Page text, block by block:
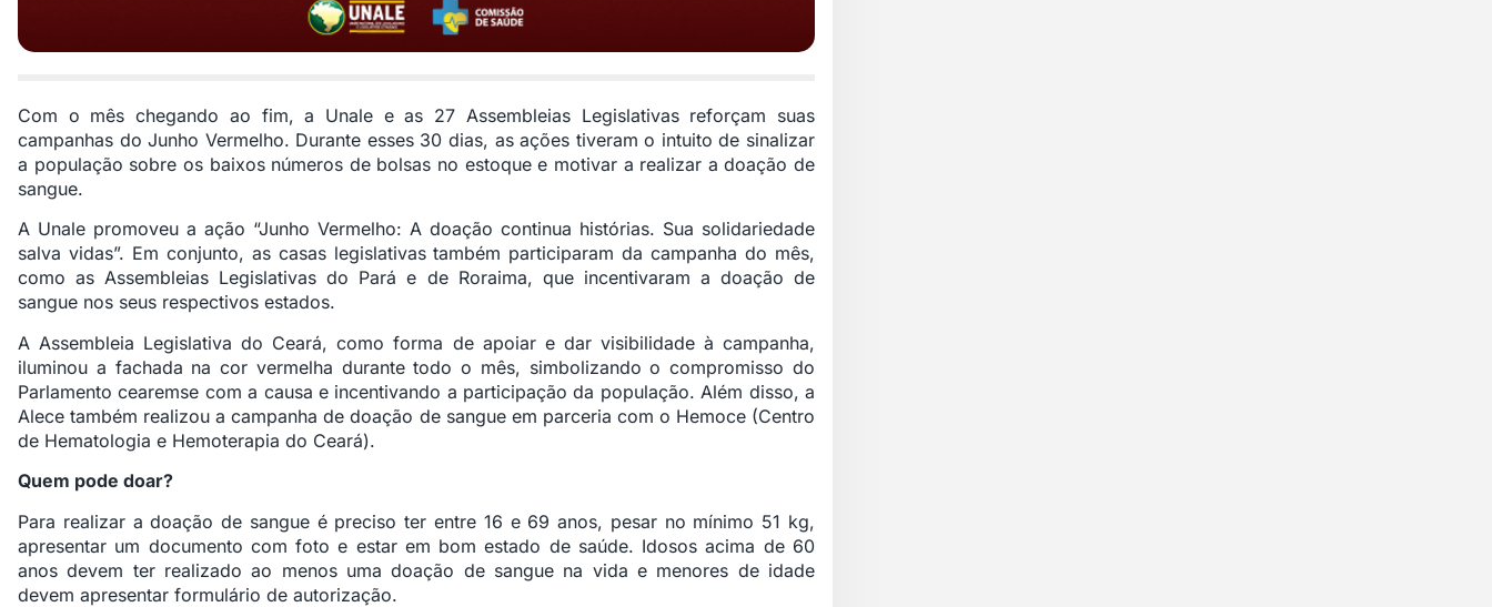
Com o mês chegando ao fim, a Unale e as 27 Assembleias Legislativas reforçam suas
campanhas do Junho Vermelho. Durante esses 30 dias, as ações tiveram o intuito de sinalizar
a população sobre os baixos números de bolsas no estoque e motivar a realizar a doação de
sangue.
A Unale promoveu a ação “Junho Vermelho: A doação continua histórias. Sua solidariedade
salva vidas”. Em conjunto, as casas legislativas também participaram da campanha do mês,
como as Assembleias Legislativas do Pará e de Roraima, que incentivaram a doação de
sangue nos seus respectivos estados.
A Assembleia Legislativa do Ceará, como forma de apoiar e dar visibilidade à campanha,
iluminou a fachada na cor vermelha durante todo o mês, simbolizando o compromisso do
Parlamento cearemse com a causa e incentivando a participação da população. Além disso, a
Alece também realizou a campanha de doação de sangue em parceria com o Hemoce (Centro
de Hematologia e Hemoterapia do Ceará).
Quem pode doar?
Para realizar a doação de sangue é preciso ter entre 16 e 69 anos, pesar no mínimo 51 kg,
apresentar um documento com foto e estar em bom estado de saúde. Idosos acima de 60
anos devem ter realizado ao menos uma doação de sangue na vida e menores de idade
devem apresentar formulário de autorização.